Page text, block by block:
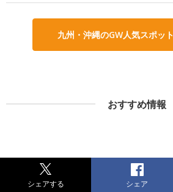
九州・沖縄のGW人気スポッ
おすすめ情報
シェアする シェア